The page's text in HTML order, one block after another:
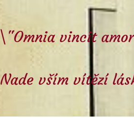
\"Omnia vincit
Nade vším vítězí